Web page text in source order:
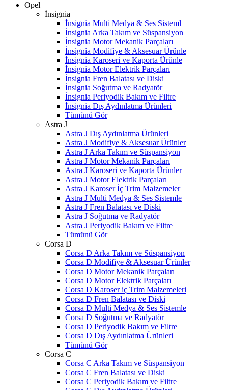
Opel
İnsignia
İnsignia Multi Medya & Ses Sisteml
İnsignia Arka Takım ve Süspansiyon
İnsignia Motor Mekanik Parçaları
İnsignia Modifiye & Aksesuar Ürünle
İnsignia Karoseri ve Kaporta Ürünle
İnsignia Motor Elektrik Parçaları
İnsignia Fren Balatası ve Diski
İnsignia Soğutma ve Radyatör
İnsignia Periyodik Bakım ve Filtre
İnsignia Dış Aydınlatma Ürünleri
Tümünü Gör
Astra J
Astra J Dış Aydınlatma Ürünleri
Astra J Modifiye & Aksesuar Ürünler
Astra J Arka Takım ve Süspansiyon
Astra J Motor Mekanik Parçaları
Astra J Karoseri ve Kaporta Ürünler
Astra J Motor Elektrik Parçaları
Astra J Karoser İç Trim Malzemeler
Astra J Multi Medya & Ses Sistemle
Astra J Fren Balatası ve Diski
Astra J Soğutma ve Radyatör
Astra J Periyodik Bakım ve Filtre
Tümünü Gör
Corsa D
Corsa D Arka Takım ve Süspansiyon
Corsa D Modifiye & Aksesuar Ürünler
Corsa D Motor Mekanik Parçaları
Corsa D Motor Elektrik Parçaları
Corsa D Karoser iç Trim Malzemeleri
Corsa D Fren Balatası ve Diski
Corsa D Multi Medya & Ses Sistemle
Corsa D Soğutma ve Radyatör
Corsa D Periyodik Bakım ve Filtre
Corsa D Dış Aydınlatma Ürünleri
Tümünü Gör
Corsa C
Corsa C Arka Takım ve Süspansiyon
Corsa C Fren Balatası ve Diski
Corsa C Periyodik Bakım ve Filtre